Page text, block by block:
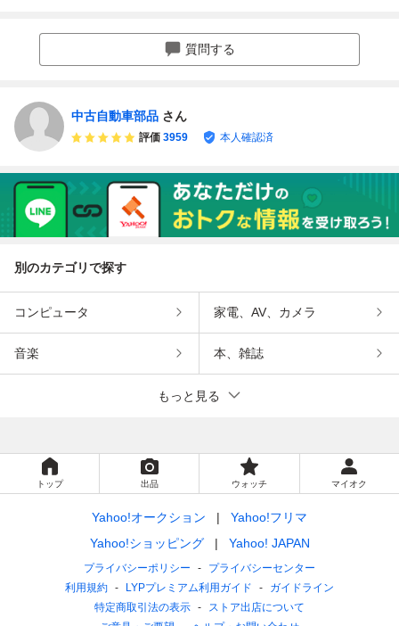
21 81170-28D21 I
CHIKOH 28-227 E
プ 81110-28F71 8
1150-28D21 純正
質問する
中古自動車部品 さん
評価 3959 本人確認済
別のカテゴリで探す
コンピュータ 家電、AV、カメラ
音楽 本、雑誌
もっと見る
トップ 出品 ウォッチ マイオク
Yahoo!オークション
Yahoo!フリマ
Yahoo!ショッピング
Yahoo! JAPAN
プライバシーポリシー
プライバシーセンター
利用規約
LYPプレミアム利用ガイド
ガイドライン
特定商取引法の表示
ストア出店について